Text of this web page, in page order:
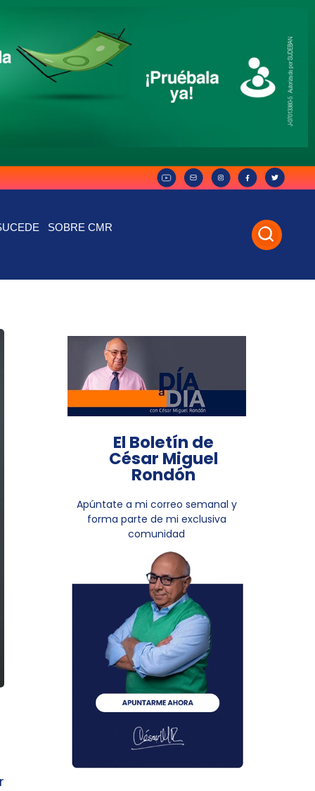
SOBRE CMR
El Boletín de
César Miguel
Rondón
Apúntate a mi correo semanal y
forma parte de mi exclusiva
comunidad